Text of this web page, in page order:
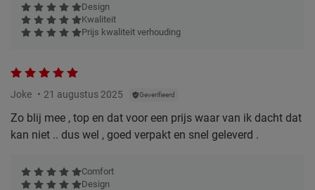
Design
Kwaliteit
Prijs kwaliteit verhouding
Joke 21 augustus 2025 Geverifieerd
Zo blij mee , top en dat voor een prijs waar van ik dacht dat
kan niet .. dus wel , goed verpakt en snel geleverd .
Comfort
Design